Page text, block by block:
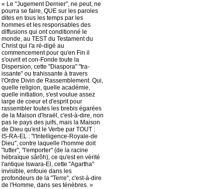
« Le "Jugement Dernier", ne peut, ne
pourra se faire, QUE sur les paroles
dites en tous les temps par les
hommes et les responsables des
diffusions qui ont conditionné le
monde, au TEST du Testament du
Christ qui l'a ré-digé au
commencement pour qu'en Fin il
s'ouvrit et con-Fonde toute la
Dispersion, cette "Diaspora" "tra-
issante" ou trahissante à travers
l'Ordre Divin de Rassemblement. Qui,
quelle religion, quelle académie,
quelle initiation, s'est voulue assez
large de coeur et d'esprit pour
rassembler toutes les brebis égarées
de la Maison d'Israël, c'est-à-dire, non
pas le pays des juifs, mais la Maison
de Dieu qu'est le Verbe par TOUT :
IS-RA-EL : "l'Intelligence-Royale-de
Dieu", contre laquelle l'homme doit
"lutter", "l'emporter" (de la racine
hébraïque sârôh), ce qu'est en vérité
l'antique Iswara-El, cette "Agartha"
invisible, enfouie dans les
profondeurs de la "Terre", c'est-à-dire
de l'Homme, dans ses ténèbres. »